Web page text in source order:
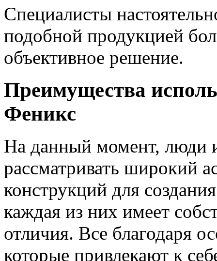
Специалисты
подобной продукцией
объективное решение.
Преимущества
Феникс
На данный момент, люди
рассматривать широкий
конструкций для
каждая из них имеет
отличия. Все благодаря
которые привлекают к